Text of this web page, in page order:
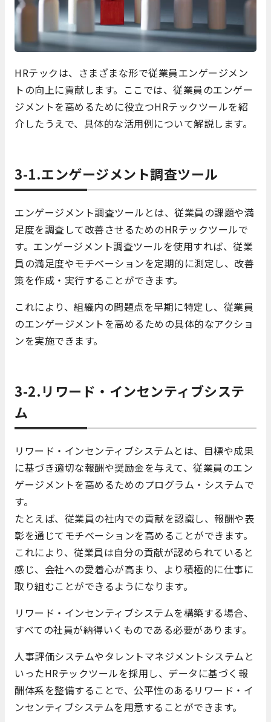
HRテックは、さまざまな形で従業員エンゲージメン
トの向上に貢献します。ここでは、従業員のエンゲー
ジメントを高めるために役立つHRテックツールを紹
介したうえで、具体的な活用例について解説します。
3-1.エンゲージメント調査ツール
エンゲージメント調査ツールとは、従業員の課題や満
足度を調査して改善させるためのHRテックツールで
す。エンゲージメント調査ツールを使用すれば、従業
員の満足度やモチベーションを定期的に測定し、改善
策を作成・実行することができます。
これにより、組織内の問題点を早期に特定し、従業員
のエンゲージメントを高めるための具体的なアクショ
ンを実施できます。
3-2.リワード・インセンティブシステ
ム
リワード・インセンティブシステムとは、目標や成果
に基づき適切な報酬や奨励金を与えて、従業員のエン
ゲージメントを高めるためのプログラム・システムで
す。
たとえば、従業員の社内での貢献を認識し、報酬や表
彰を通じてモチベーションを高めることができます。
これにより、従業員は自分の貢献が認められていると
感じ、会社への愛着心が高まり、より積極的に仕事に
取り組むことができるようになります。
リワード・インセンティブシステムを構築する場合、
すべての社員が納得いくものである必要があります。
人事評価システムやタレントマネジメントシステムと
いったHRテックツールを採用し、データに基づく報
酬体系を整備することで、公平性のあるリワード・イ
ンセンティブシステムを用意することができます。